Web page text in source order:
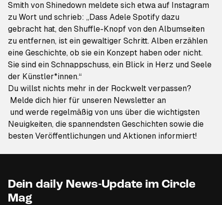
Smith von Shinedown meldete sich etwa auf Instagram
zu Wort und schrieb: „Dass Adele Spotify dazu
gebracht hat, den Shuffle-Knopf von den Albumseiten
zu entfernen, ist ein gewaltiger Schritt. Alben erzählen
eine Geschichte, ob sie ein Konzept haben oder nicht.
Sie sind ein Schnappschuss, ein Blick in Herz und Seele
der Künstler*innen.“
Du willst nichts mehr in der Rockwelt verpassen?
Melde dich hier für unseren Newsletter an
und werde regelmäßig von uns über die wichtigsten
Neuigkeiten, die spannendsten Geschichten sowie die
besten Veröffentlichungen und Aktionen informiert!
Dein daily News-Update im Circle
Mag